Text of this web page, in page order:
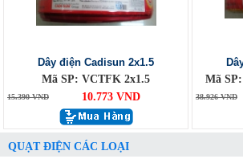
Dây điện Cadisun 2x1.5
Mã SP: VCTFK 2x1.5
15.390 VND 10.773 VND
Mã
38.926 VND
QUẠT ĐIỆN CÁC LOẠI